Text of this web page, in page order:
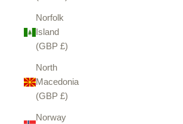
Norfolk
Island
(GBP £)
North
Macedonia
(GBP £)
Norway